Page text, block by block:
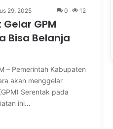
29, 2025 0 12
GPM
Bisa Belanja
– Pemerintah Kabupaten
akan menggelar
Serentak pada
ini…